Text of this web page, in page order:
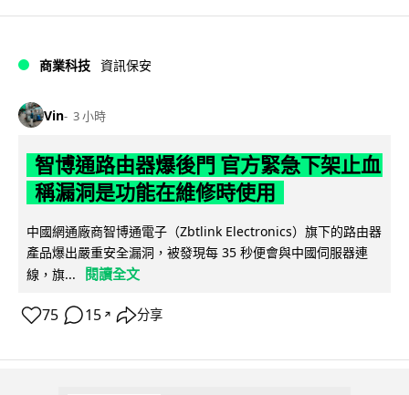
商業科技 資訊保安
Vin 3 小時
智博通路由器爆後門 官方緊急下架止血
稱漏洞是功能在維修時使用
中國網通廠商智博通電子（Zbtlink Electronics）旗下的路由器
產品爆出嚴重安全漏洞，被發現每 35 秒便會與中國伺服器連
線，旗...
閱讀全文
75 15 ↗ 分享